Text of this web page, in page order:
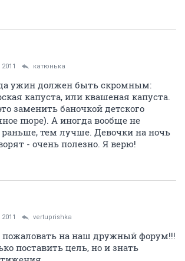
катюнька
ужин должен быть скромным:
капуста, или квашеная капуста.
заменить баночкой детского
пюре). А иногда вообще не
тем лучше. Девочки на ночь
- очень полезно. Я верю!
vertuprishka
пожаловать на наш дружный форум!!!
поставить цель, но и знать